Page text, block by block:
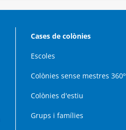
Cases de colònies
Escoles
Colònies sense mestres 360º
Colònies d'estiu
Grups i famílies